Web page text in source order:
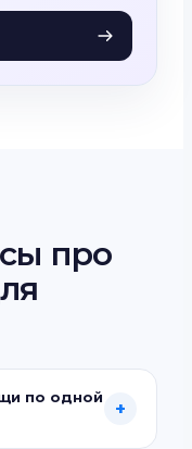
про
по одной
+